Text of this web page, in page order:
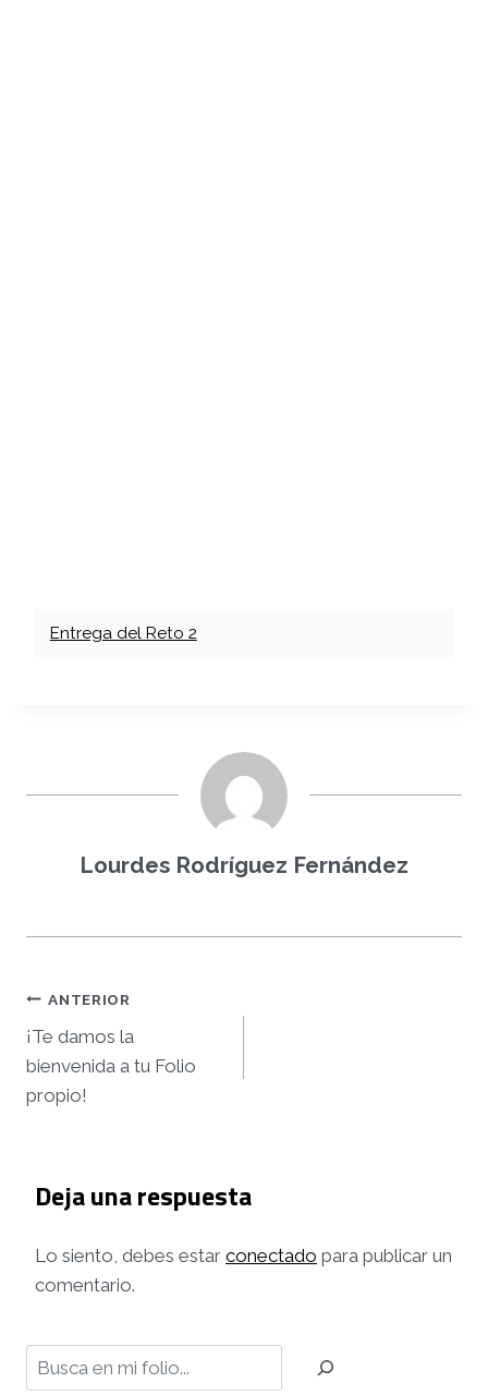
Entrega del Reto 2
Lourdes Rodríguez Fernández
Navegación
de
entradas
ANTERIOR
¡Te damos la
bienvenida a tu Folio
propio!
Deja una respuesta
Lo siento, debes estar conectado para publicar un
comentario.
Buscar